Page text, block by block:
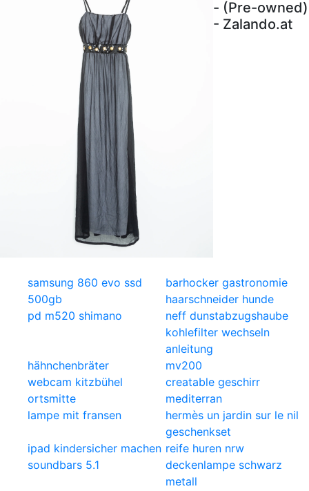
- (Pre-owned)
- Zalando.at
samsung 860 evo ssd
500gb
barhocker gastronomie
haarschneider hunde
pd m520 shimano
neff dunstabzugshaube
kohlefilter wechseln
anleitung
hähnchenbräter
mv200
webcam kitzbühel
ortsmitte
creatable geschirr
mediterran
lampe mit fransen
hermès un jardin sur le nil
geschenkset
ipad kindersicher machen reife huren nrw
soundbars 5.1
deckenlampe schwarz
metall